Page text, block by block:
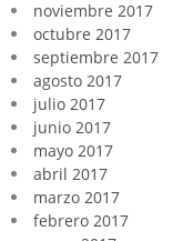
noviembre 2017
octubre 2017
septiembre 2017
agosto 2017
julio 2017
junio 2017
mayo 2017
abril 2017
marzo 2017
febrero 2017